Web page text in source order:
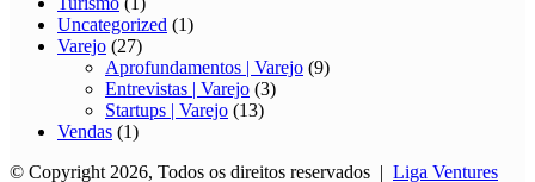
Uncategorized (1)
Varejo (27)
Aprofundamentos | Varejo (9)
Entrevistas | Varejo (3)
Startups | Varejo (13)
Vendas (1)
© Copyright 2026, Todos os direitos reservados | Liga Ventures